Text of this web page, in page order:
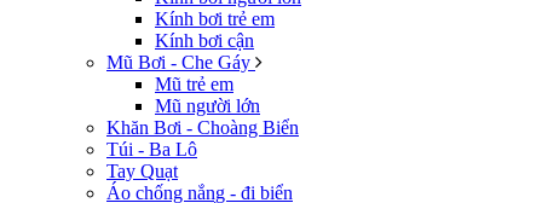
Kính bơi trẻ em
Kính bơi cận
Mũ Bơi - Che Gáy
Mũ trẻ em
Mũ người lớn
Khăn Bơi - Choàng Biển
Túi - Ba Lô
Tay Quạt
Áo chống nắng - đi biển